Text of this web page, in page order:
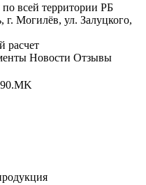
всей территории РБ
г. Могилёв, ул. Залуцкого,
расчет
Новости Отзывы